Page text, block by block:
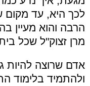
לכך היא, עד מקום
הרבה והוא מעיין
מרן זצוק"ל שכל
אדם שרוצה להיות
ולהתמיד בלימוד